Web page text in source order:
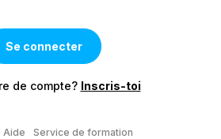
de compte? Inscris-toi
Aide
Service de formation